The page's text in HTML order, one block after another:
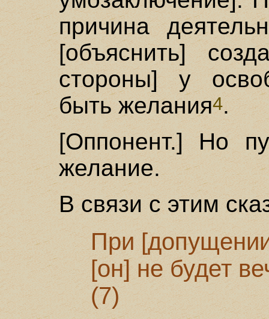
причина
[объяснить]
стороны] у
быть желания4.
[Оппонент.] Но
желание.
В связи с этим
При
[он] не будет
(7)